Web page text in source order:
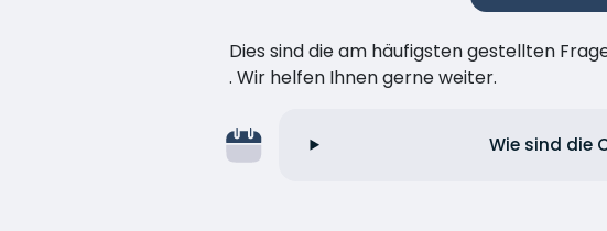
Dies sind die am häufigsten gestellten
. Wir helfen Ihnen gerne weiter.
Wie sind die